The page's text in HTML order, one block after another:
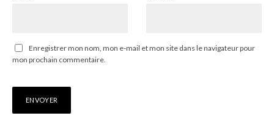
Enregistrer mon nom, mon e-mail et mon site dans le navigateur pour
mon prochain commentaire.